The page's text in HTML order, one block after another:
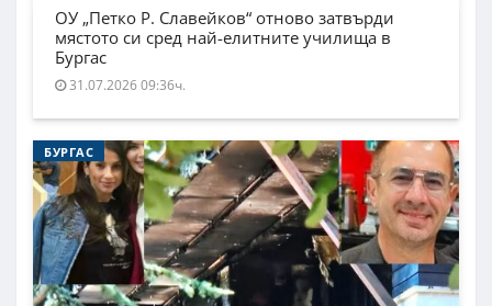
ОУ „Петко Р. Славейков“ отново затвърди
мястото си сред най-елитните училища в
Бургас
31.07.2026 09:36ч.
БУРГАС